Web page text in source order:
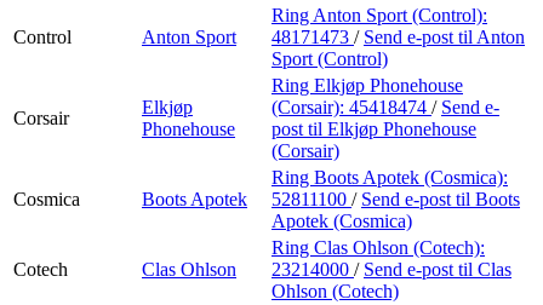
Control Anton Sport
Ring Anton Sport (Control):
48171473 / Send e-post til Anton
Sport (Control)
Corsair
Elkjøp
Phonehouse
Ring Elkjøp Phonehouse
(Corsair): 45418474 / Send e-
post til Elkjøp Phonehouse
(Corsair)
Cosmica Boots Apotek
Ring Boots Apotek (Cosmica):
52811100 / Send e-post til Boots
Apotek (Cosmica)
Cotech Clas Ohlson
Ring Clas Ohlson (Cotech):
23214000 / Send e-post til Clas
Ohlson (Cotech)